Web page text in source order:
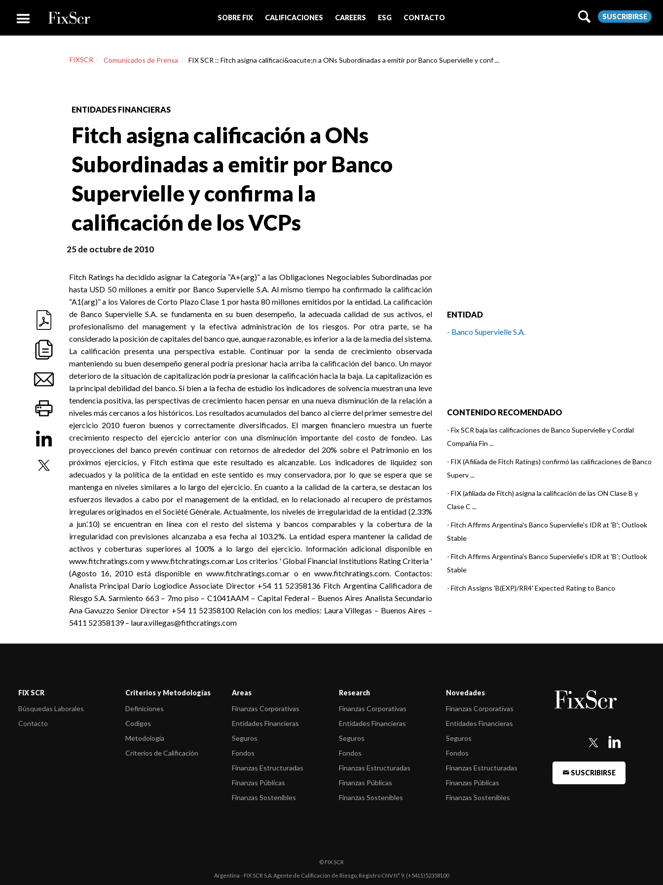
SOBRE FIX CALIFICACIONES CAREERS ESG CONTACTO SUSCRIBIRSE
FIXSCR Comunicados de Prensa FIX SCR :: Fitch asigna calificaci&oacute;n a ONs Subordinadas a emitir por Banco Supervielle y conf ...
ENTIDADES FINANCIERAS
Fitch asigna calificación a ONs
Subordinadas a emitir por Banco
Supervielle y confirma la
calificación de los VCPs
25 de octubre de 2010
Fitch Ratings ha decidido asignar la Categoría “A+(arg)” a las Obligaciones Negociables Subordinadas por
hasta USD 50 millones a emitir por Banco Supervielle S.A. Al mismo tiempo ha confirmado la calificación
“A1(arg)” a los Valores de Corto Plazo Clase 1 por hasta 80 millones emitidos por la entidad. La calificación
de Banco Supervielle S.A. se fundamenta en su buen desempeño, la adecuada calidad de sus activos, el
profesionalismo del management y la efectiva administración de los riesgos. Por otra parte, se ha
considerado la posición de capitales del banco que, aunque razonable, es inferior a la de la media del sistema.
La calificación presenta una perspectiva estable. Continuar por la senda de crecimiento observada
manteniendo su buen desempeño general podría presionar hacia arriba la calificación del banco. Un mayor
deterioro de la situación de capitalización podría presionar la calificación hacia la baja. La capitalización es
la principal debilidad del banco. Si bien a la fecha de estudio los indicadores de solvencia muestran una leve
tendencia positiva, las perspectivas de crecimiento hacen pensar en una nueva disminución de la relación a
niveles más cercanos a los históricos. Los resultados acumulados del banco al cierre del primer semestre del
ejercicio 2010 fueron buenos y correctamente diversificados. El margen financiero muestra un fuerte
crecimiento respecto del ejercicio anterior con una disminución importante del costo de fondeo. Las
proyecciones del banco prevén continuar con retornos de alrededor del 20% sobre el Patrimonio en los
próximos ejercicios, y Fitch estima que este resultado es alcanzable. Los indicadores de liquidez son
adecuados y la política de la entidad en este sentido es muy conservadora, por lo que se espera que se
mantenga en niveles similares a lo largo del ejercicio. En cuanto a la calidad de la cartera, se destacan los
esfuerzos llevados a cabo por el management de la entidad, en lo relacionado al recupero de préstamos
irregulares originados en el Société Générale. Actualmente, los niveles de irregularidad de la entidad (2.33%
a jun.‘10) se encuentran en línea con el resto del sistema y bancos comparables y la cobertura de la
irregularidad con previsiones alcanzaba a esa fecha al 103.2%. La entidad espera mantener la calidad de
activos y coberturas superiores al 100% a lo largo del ejercicio. Información adicional disponible en
www.fitchratings.com y www.fitchratings.com.ar Los criterios ' Global Financial Institutions Rating Criteria '
(Agosto 16, 2010 está disponible en www.fitchratings.com.ar o en www.fitchratings.com. Contactos:
Analista Principal Darío Logiodice Associate Director +54 11 52358136 Fitch Argentina Calificadora de
Riesgo S.A. Sarmiento 663 – 7mo piso – C1041AAM – Capital Federal – Buenos Aires Analista Secundario
Ana Gavuzzo Senior Director +54 11 52358100 Relación con los medios: Laura Villegas – Buenos Aires –
5411 52358139 – laura.villegas@fithcratings.com
ENTIDAD
- Banco Supervielle S.A.
CONTENIDO RECOMENDADO
- Fix SCR baja las calificaciones de Banco Supervielle y Cordial
Compañía Fin ...
- FIX (Afiliada de Fitch Ratings) confirmó las calificaciones de Banco
Superv ...
- FIX (afiliada de Fitch) asigna la calificación de las ON Clase B y
Clase C ...
- Fitch Affirms Argentina's Banco Supervielle's IDR at 'B'; Outlook
Stable
- Fitch Affirms Argentina's Banco Supervielle's IDR at 'B'; Outlook
Stable
- Fitch Assigns 'B(EXP)/RR4' Expected Rating to Banco
...
Fitch afirma las calificaciones de Banco Supervielle y Cordial Cia
Financie ...
Fitch califica Obligaciones Negociables Subordinadas Clase III a
Fitch afirma las calificaciones vigentes de Banco Supervielle S.A. y
-
FIX SCR
Búsquedas Laborales
Contacto
Criterios y Metodologías
Definiciones
Codigos
Metodología
Criterios de Calificación
Areas
Finanzas Corporativas
Entidades Financieras
Seguros
Fondos
Finanzas Estructuradas
Finanzas Públicas
Finanzas Sostenibles
Research
Finanzas Corporativas
Entidades Financieras
Seguros
Fondos
Finanzas Estructuradas
Finanzas Públicas
Finanzas Sostenibles
Novedades
Finanzas Corporativas
Entidades Financieras
Seguros
Fondos
Finanzas Estructuradas
Finanzas Públicas
Finanzas Sostenibles
SUSCRIBIRSE
© FIX SCR
Argentina - FIX SCR S.A. Agente de Calificación de Riesgo, Registro CNV N° 9, (+5411)52358100